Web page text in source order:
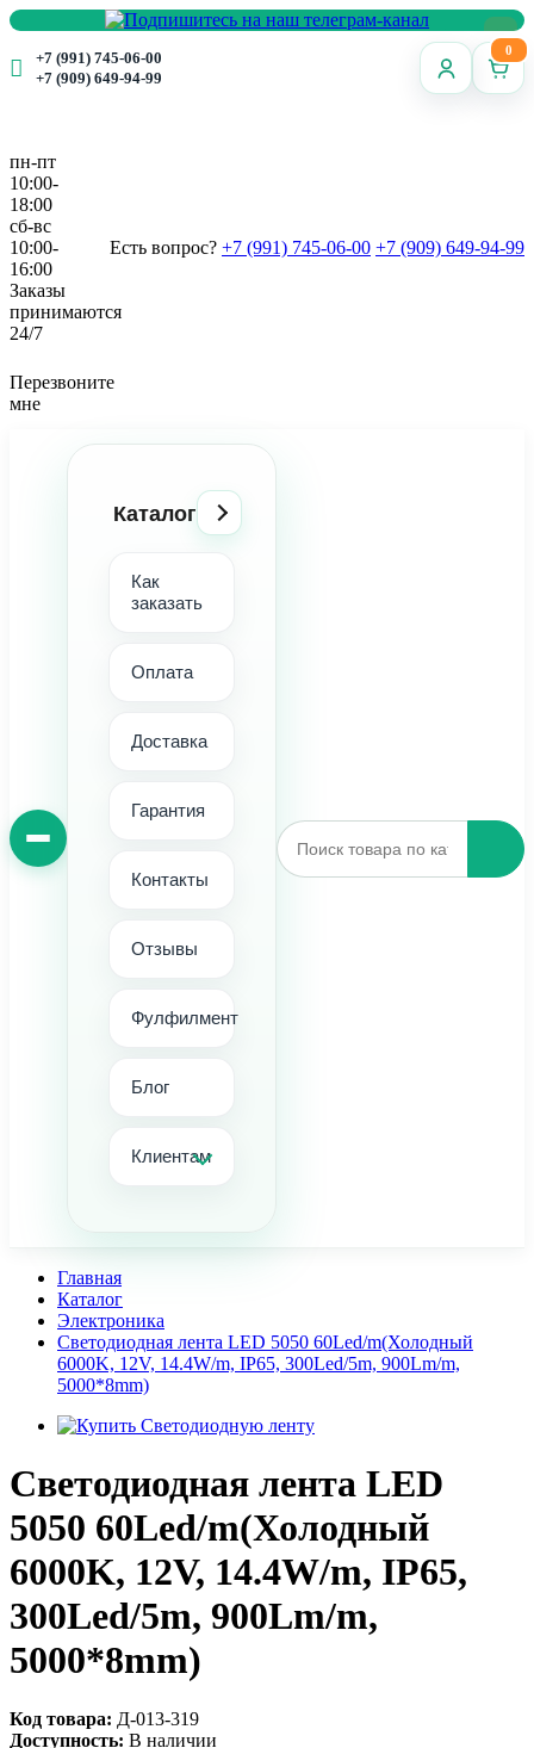
+7 (991) 745-06-00
+7 (909) 649-94-99
0
пн-пт
10:00-
18:00
сб-вс
10:00-
16:00
Заказы
принимаются
24/7
Есть вопрос? +7 (991) 745-06-00 +7 (909) 649-94-99
Перезвоните
мне
Каталог
Как
заказать
Оплата
Доставка
Гарантия
Контакты
Отзывы
Фулфилмент
Блог
Клиентам
Главная
Каталог
Электроника
Светодиодная лента LED 5050 60Led/m(Холодный
6000K, 12V, 14.4W/m, IP65, 300Led/5m, 900Lm/m,
5000*8mm)
Светодиодная лента LED
5050 60Led/m(Холодный
6000K, 12V, 14.4W/m, IP65,
300Led/5m, 900Lm/m,
5000*8mm)
Код товара: Д-013-319
Доступность: В наличии